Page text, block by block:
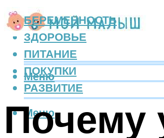
БЕРЕМЕННОСТЬ
ЗДОРОВЬЕ
ПИТАНИЕ
ПОКУПКИ
РАЗВИТИЕ
Меню
Меню
Почему